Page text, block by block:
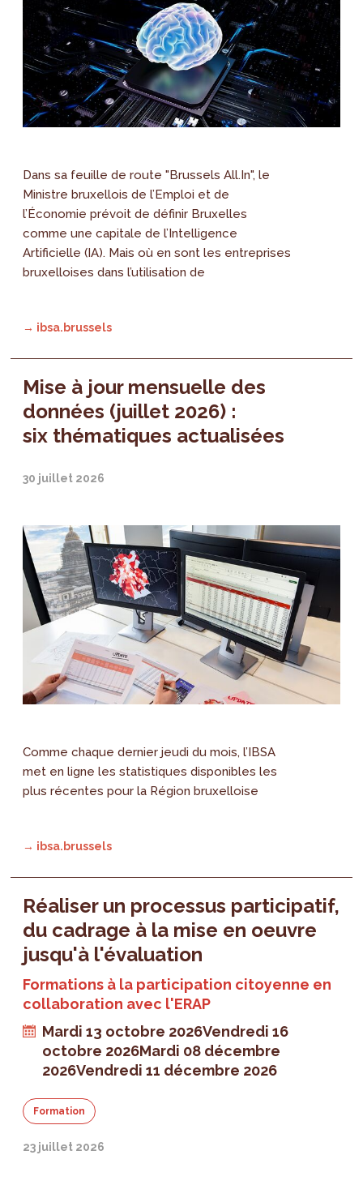
Dans sa feuille de route "Brussels All.In", le
Ministre bruxellois de l’Emploi et de
l’Économie prévoit de définir Bruxelles
comme une capitale de l’Intelligence
Artificielle (IA). Mais où en sont les entreprises
bruxelloises dans l’utilisation de
→ ibsa.brussels
Mise à jour mensuelle des
données (juillet 2026) :
six thématiques actualisées
30 juillet 2026
Comme chaque dernier jeudi du mois, l’IBSA
met en ligne les statistiques disponibles les
plus récentes pour la Région bruxelloise
→ ibsa.brussels
Réaliser un processus participatif,
du cadrage à la mise en oeuvre
jusqu'à l'évaluation
Formations à la participation citoyenne en
collaboration avec l'ERAP
Mardi 13 octobre 2026Vendredi 16
octobre 2026Mardi 08 décembre
2026Vendredi 11 décembre 2026
Formation
23 juillet 2026